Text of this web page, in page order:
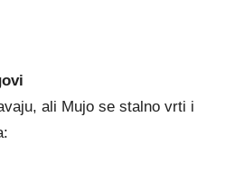
ali Mujo se stalno vrti i